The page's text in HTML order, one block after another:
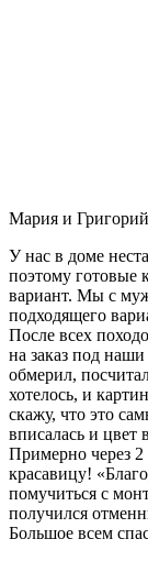
Мария и
У нас в доме
поэтому готовые
вариант. Мы с
подходящего
После всех
на заказ под
обмерил,
хотелось, и
скажу, что это
вписалась и цвет
Примерно через
красавицу!
помучиться с
получился
Большое всем